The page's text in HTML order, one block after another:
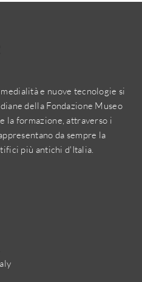
e nuove tecnologie si
della Fondazione Museo
la formazione, attraverso i
da sempre la
più antichi d'Italia.